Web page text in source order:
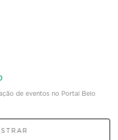
de eventos no Portal Belo